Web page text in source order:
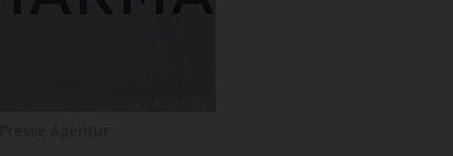
SUCHEN